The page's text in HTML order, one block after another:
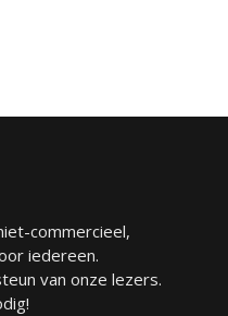
commercieel,
iedereen.
van onze lezers.